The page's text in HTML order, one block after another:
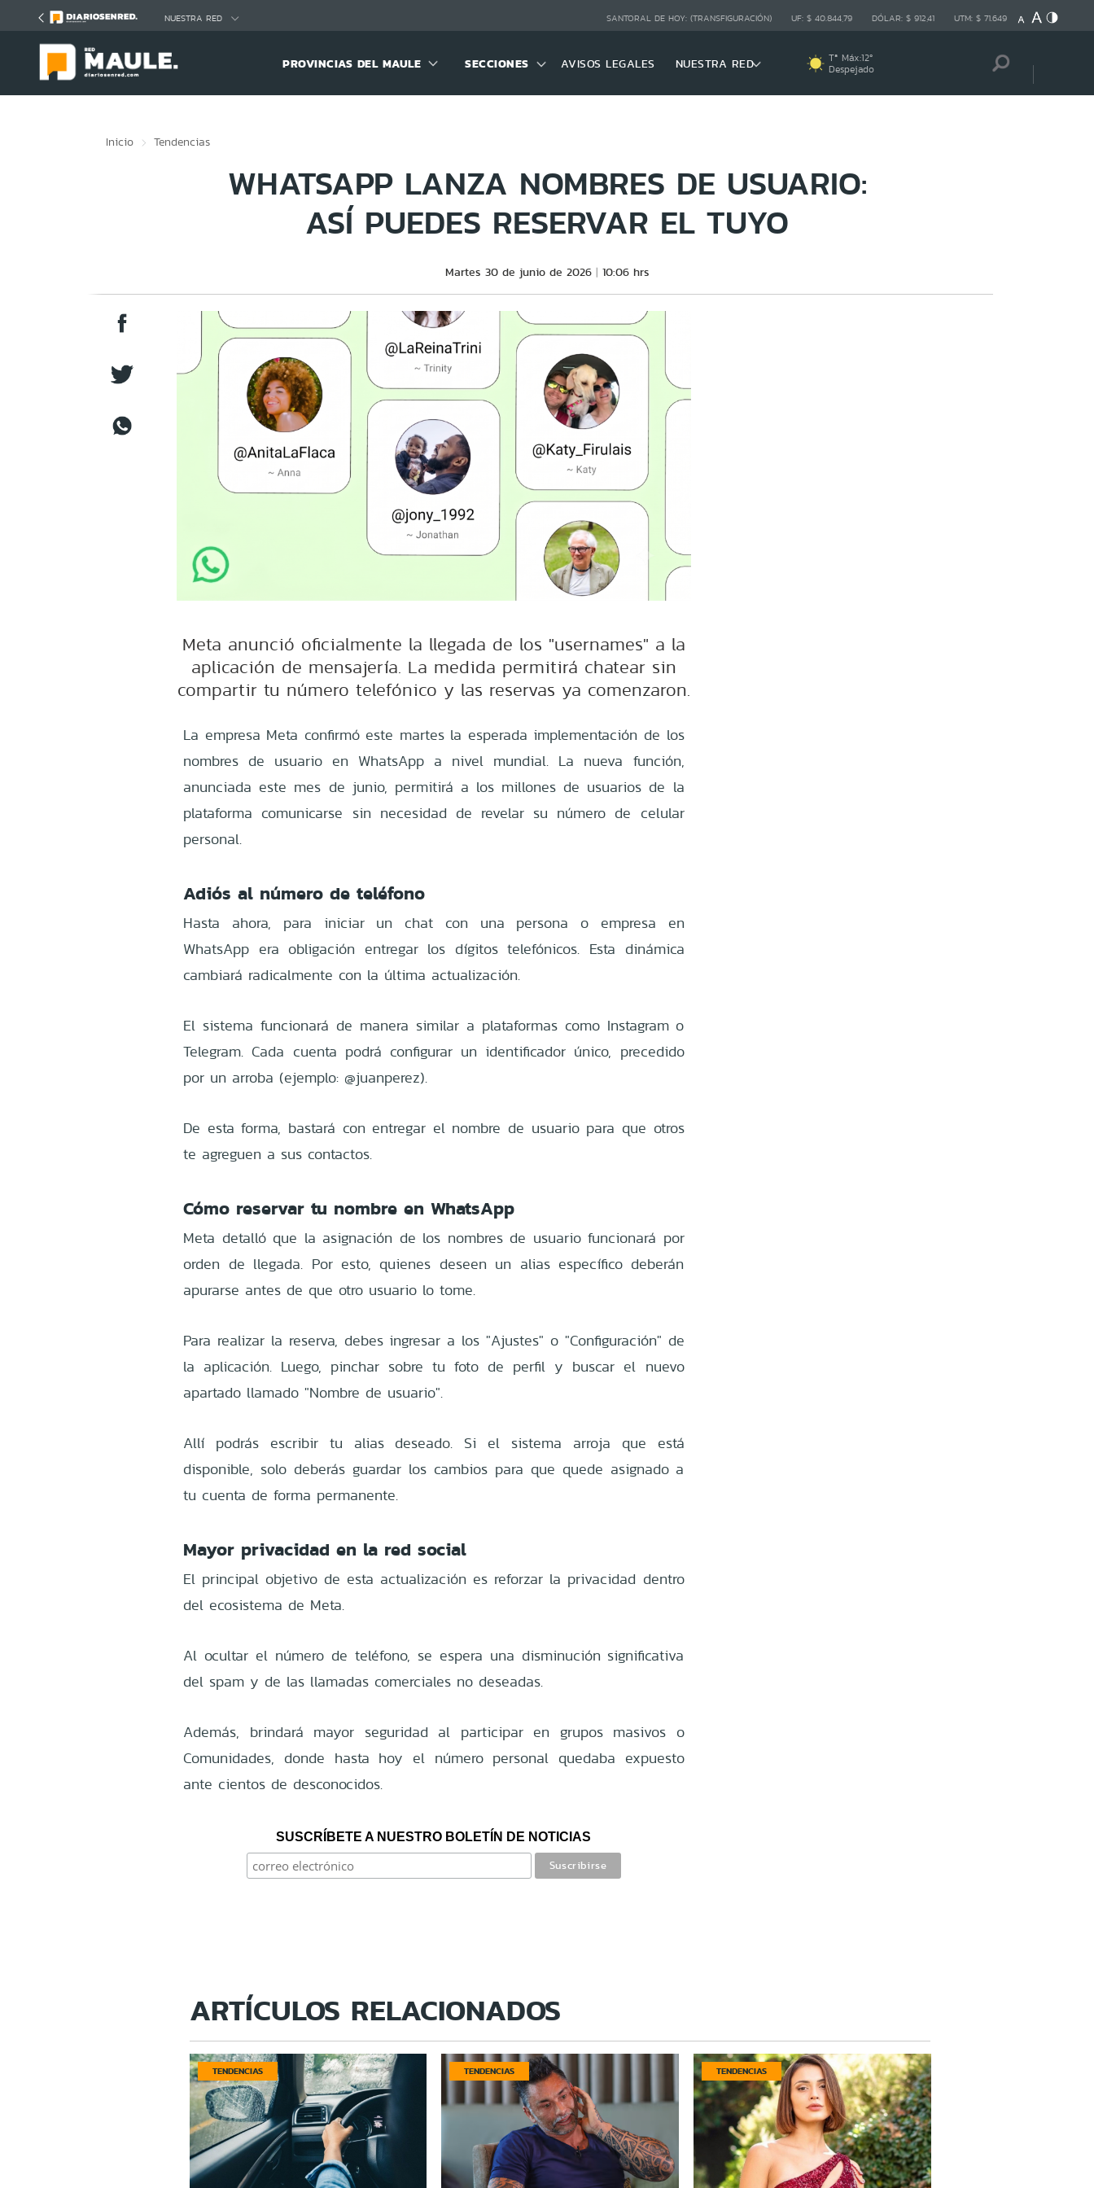
NUESTRA RED SANTORAL DE HOY: (TRANSFIGURACIÓN) UF: $ 40.844,79 DÓLAR: $ 912,41 UTM: $ 71.649
PROVINCIAS DEL MAULE SECCIONES AVISOS LEGALES NUESTRA RED Tª Máx:12º
Despejado
Inicio Tendencias
WHATSAPP LANZA NOMBRES DE USUARIO:
ASÍ PUEDES RESERVAR EL TUYO
Martes 30 de junio de 2026 10:06 hrs
Meta anunció oficialmente la llegada de los "usernames" a la
aplicación de mensajería. La medida permitirá chatear sin
compartir tu número telefónico y las reservas ya comenzaron.
La empresa Meta confirmó este martes la esperada implementación de los
nombres de usuario en WhatsApp a nivel mundial. La nueva función,
anunciada este mes de junio, permitirá a los millones de usuarios de la
plataforma comunicarse sin necesidad de revelar su número de celular
personal.
Adiós al número de teléfono
Hasta ahora, para iniciar un chat con una persona o empresa en
WhatsApp era obligación entregar los dígitos telefónicos. Esta dinámica
cambiará radicalmente con la última actualización.
El sistema funcionará de manera similar a plataformas como Instagram o
Telegram. Cada cuenta podrá configurar un identificador único, precedido
por un arroba (ejemplo: @juanperez).
De esta forma, bastará con entregar el nombre de usuario para que otros
te agreguen a sus contactos.
Cómo reservar tu nombre en WhatsApp
Meta detalló que la asignación de los nombres de usuario funcionará por
orden de llegada. Por esto, quienes deseen un alias específico deberán
apurarse antes de que otro usuario lo tome.
Para realizar la reserva, debes ingresar a los "Ajustes" o "Configuración" de
la aplicación. Luego, pinchar sobre tu foto de perfil y buscar el nuevo
apartado llamado "Nombre de usuario".
Allí podrás escribir tu alias deseado. Si el sistema arroja que está
disponible, solo deberás guardar los cambios para que quede asignado a
tu cuenta de forma permanente.
Mayor privacidad en la red social
El principal objetivo de esta actualización es reforzar la privacidad dentro
del ecosistema de Meta.
Al ocultar el número de teléfono, se espera una disminución significativa
del spam y de las llamadas comerciales no deseadas.
Además, brindará mayor seguridad al participar en grupos masivos o
Comunidades, donde hasta hoy el número personal quedaba expuesto
ante cientos de desconocidos.
SUSCRÍBETE A NUESTRO BOLETÍN DE NOTICIAS
ARTÍCULOS RELACIONADOS
TENDENCIAS TENDENCIAS TENDENCIAS